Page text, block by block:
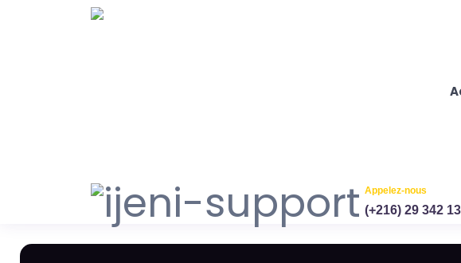
Appelez-nous
(+216) 29 342